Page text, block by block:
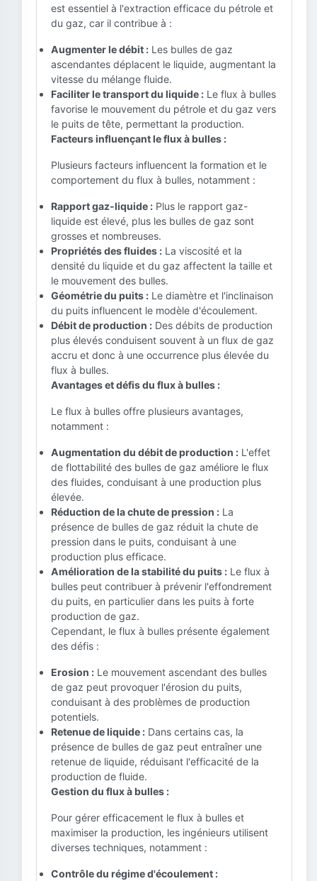
est essentiel à l'extraction efficace du pétrole et
du gaz, car il contribue à :
Augmenter le débit : Les bulles de gaz
ascendantes déplacent le liquide, augmentant la
vitesse du mélange fluide.
Faciliter le transport du liquide : Le flux à bulles
favorise le mouvement du pétrole et du gaz vers
le puits de tête, permettant la production.
Facteurs influençant le flux à bulles :
Plusieurs facteurs influencent la formation et le
comportement du flux à bulles, notamment :
Rapport gaz-liquide : Plus le rapport gaz-
liquide est élevé, plus les bulles de gaz sont
grosses et nombreuses.
Propriétés des fluides : La viscosité et la
densité du liquide et du gaz affectent la taille et
le mouvement des bulles.
Géométrie du puits : Le diamètre et l'inclinaison
du puits influencent le modèle d'écoulement.
Débit de production : Des débits de production
plus élevés conduisent souvent à un flux de gaz
accru et donc à une occurrence plus élevée du
flux à bulles.
Avantages et défis du flux à bulles :
Le flux à bulles offre plusieurs avantages,
notamment :
Augmentation du débit de production : L'effet
de flottabilité des bulles de gaz améliore le flux
des fluides, conduisant à une production plus
élevée.
Réduction de la chute de pression : La
présence de bulles de gaz réduit la chute de
pression dans le puits, conduisant à une
production plus efficace.
Amélioration de la stabilité du puits : Le flux à
bulles peut contribuer à prévenir l'effondrement
du puits, en particulier dans les puits à forte
production de gaz.
Cependant, le flux à bulles présente également
des défis :
Erosion : Le mouvement ascendant des bulles
de gaz peut provoquer l'érosion du puits,
conduisant à des problèmes de production
potentiels.
Retenue de liquide : Dans certains cas, la
présence de bulles de gaz peut entraîner une
retenue de liquide, réduisant l'efficacité de la
production de fluide.
Gestion du flux à bulles :
Pour gérer efficacement le flux à bulles et
maximiser la production, les ingénieurs utilisent
diverses techniques, notamment :
Contrôle du régime d'écoulement :